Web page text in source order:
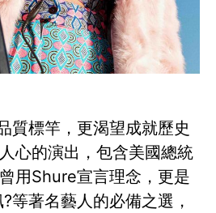
質標竿，更渴望成就歷史
心的演出，包含美國總統
用Shure宣言理念，更是
等著名藝人的必備之選，